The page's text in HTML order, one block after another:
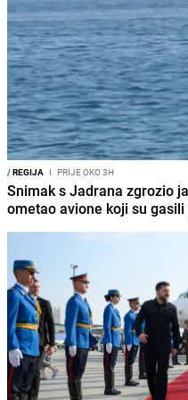
/REGIJA I PRIJE OKO 3H
Snimak s Jadrana zgrozio
ometao avione koji su